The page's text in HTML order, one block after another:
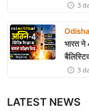
3
भारत ने
3
LATEST NEWS